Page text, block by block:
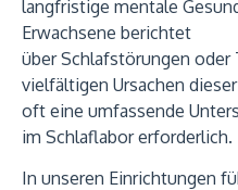
langfristige mentale
Erwachsene berichtet
über Schlafstörungen oder
vielfältigen Ursachen
oft eine umfassende
im Schlaflabor erforderlich.
In unseren Einrichtungen